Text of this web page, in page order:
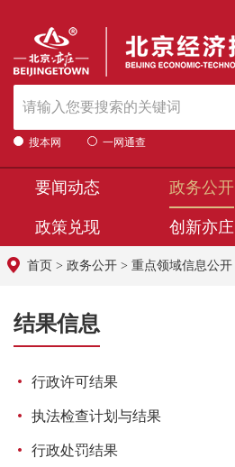
搜本网 一网通查
要闻动态 政务公开
政策兑现 创新亦庄
首页 > 政务公开 > 重点领域信息公开
结果信息
行政许可结果
执法检查计划与结果
行政处罚结果